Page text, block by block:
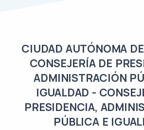
CIUDAD AUTÓNOMA
CONSEJERÍA DE
ADMINISTRACIÓN
IGUALDAD -
PRESIDENCIA,
PÚBLICA E